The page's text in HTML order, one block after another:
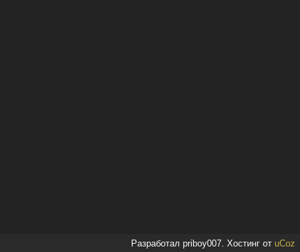
Разработал priboy007. Хостинг от uCoz